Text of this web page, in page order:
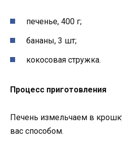
печенье, 400 г;
бананы, 3 шт;
кокосовая стружка.
Процесс приготовления
Печень измельчаем в
вас способом.